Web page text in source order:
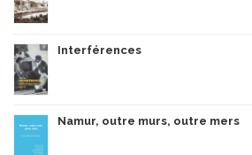
Interférences
Namur, outre murs, outre mers